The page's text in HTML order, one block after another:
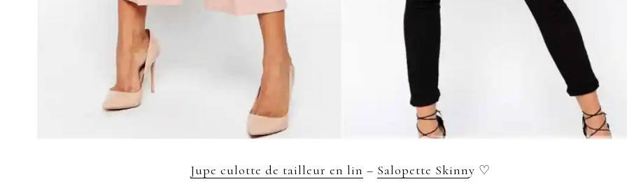
Jupe culotte de tailleur en lin – Salopette Skinny ♡